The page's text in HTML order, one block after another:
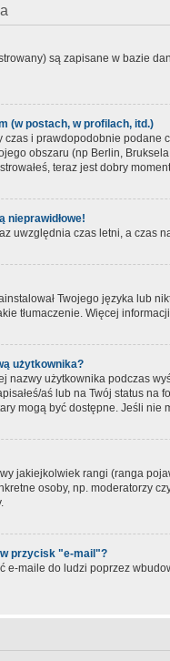
są zapisane w bazie
(w postach, w profilach, itd.)
i prawdopodobnie
obszaru (np Berlin,
teraz jest dobry
nieprawidłowe!
uwzględnia czas letni, a czas
Twojego języka lub
tłumaczenie. Więcej
użytkownika?
nazwy użytkownika podczas
aś lub na Twój status
mogą być dostępne. Jeśli
jakiejkolwiek rangi (ranga
osoby, np. moderatorzy
przycisk "e-mail"?
e-maile do ludzi poprzez